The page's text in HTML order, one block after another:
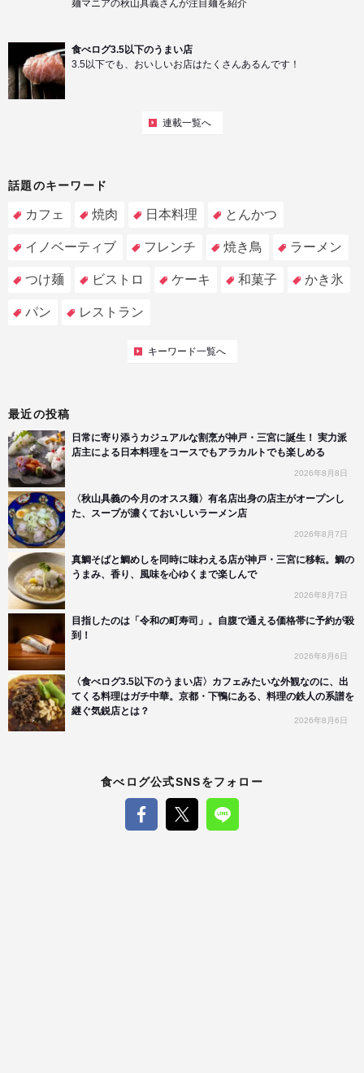
麺マニアの秋山具義さんが注目麺を紹介
食べログ3.5以下のうまい店
3.5以下でも、おいしいお店はたくさんあるんです！
連載一覧へ
話題のキーワード
カフェ 焼肉 日本料理 とんかつ
イノベーティブ フレンチ 焼き鳥 ラーメン
つけ麺 ビストロ ケーキ 和菓子 かき氷
パン レストラン
キーワード一覧へ
最近の投稿
日常に寄り添うカジュアルな割烹が神戸・三宮に誕生！ 実力派
店主による日本料理をコースでもアラカルトでも楽しめる
2026年8月8日
〈秋山具義の今月のオスス麺〉有名店出身の店主がオープンし
た、スープが濃くておいしいラーメン店
2026年8月7日
真鯛そばと鯛めしを同時に味わえる店が神戸・三宮に移転。鯛の
うまみ、香り、風味を心ゆくまで楽しんで
2026年8月7日
目指したのは「令和の町寿司」。自腹で通える価格帯に予約が殺
到！
2026年8月6日
〈食べログ3.5以下のうまい店〉カフェみたいな外観なのに、出
てくる料理はガチ中華。京都・下鴨にある、料理の鉄人の系譜を
継ぐ気鋭店とは？
2026年8月6日
食べログ公式SNSをフォロー